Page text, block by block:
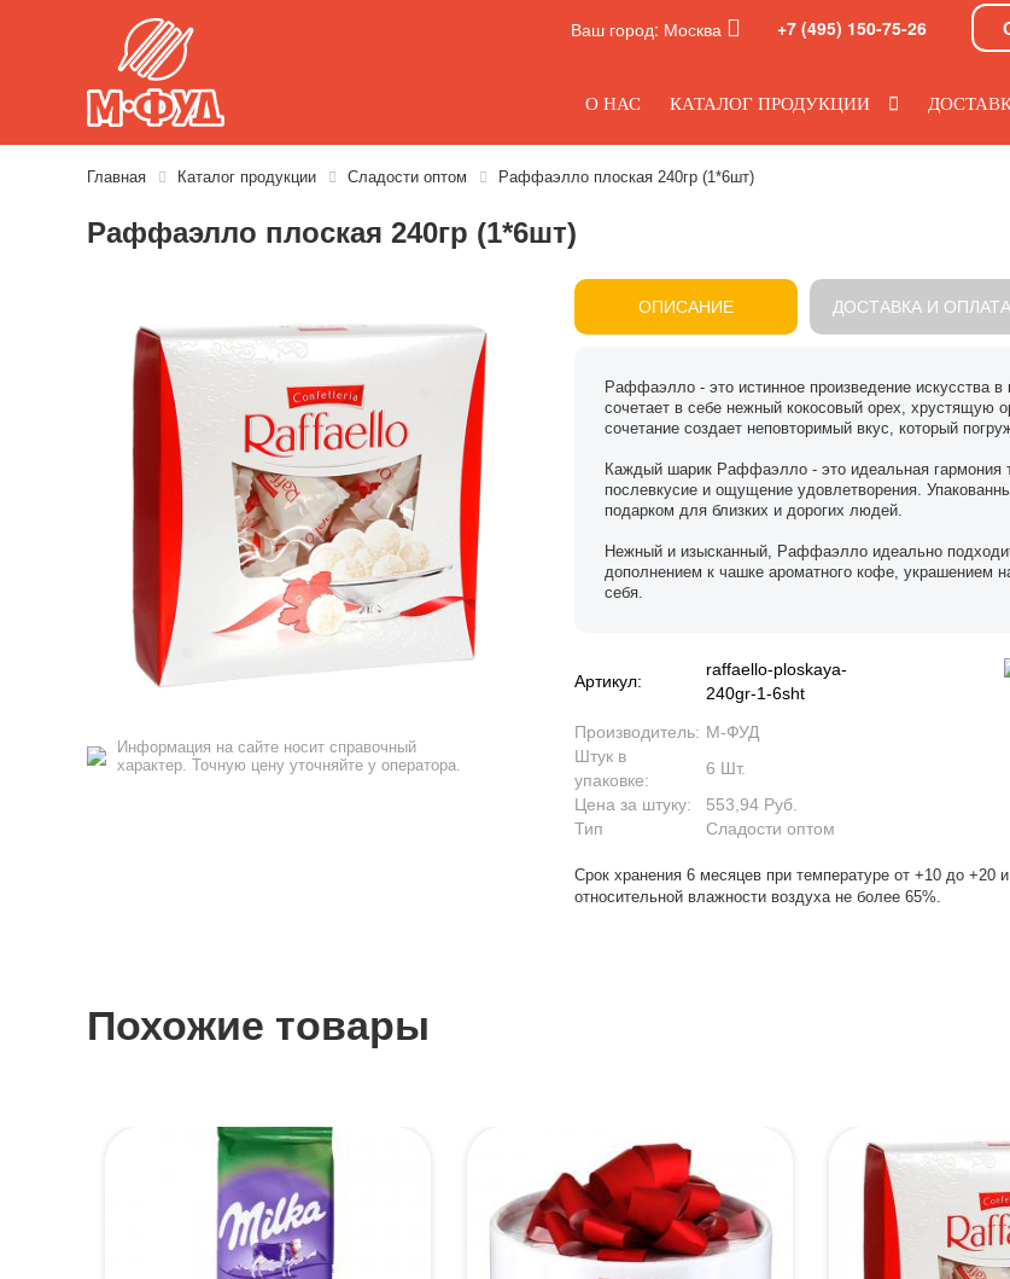
Ваш город: Москва +7 (495) 150-75-26
О НАС КАТАЛОГ ПРОДУКЦИИ
Главная Каталог продукции Сладости оптом Раффаэлло плоская 240гр (1*6шт)
Раффаэлло плоская 240гр (1*6шт)
Информация на сайте носит справочный
характер. Точную цену уточняйте у оператора.
ОПИСАНИЕ ДОСТАВКА И ОПЛАТА
Раффаэлло - это истинное произведение искусства
сочетает в себе нежный кокосовый орех, хрустящую
сочетание создает неповторимый вкус, который
Каждый шарик Раффаэлло - это идеальная гармония
послевкусие и ощущение удовлетворения.
подарком для близких и дорогих людей.
Нежный и изысканный, Раффаэлло идеально
дополнением к чашке ароматного кофе, украшением
себя.
Артикул:
raffaello-ploskaya-
240gr-1-6sht
Производитель: М-ФУД
Штук в
упаковке:
6 Шт.
Цена за штуку:
553,94 Руб.
Тип
Сладости оптом
Срок хранения 6 месяцев при температуре от +10 до +20 и
относительной влажности воздуха не более 65%.
Похожие товары